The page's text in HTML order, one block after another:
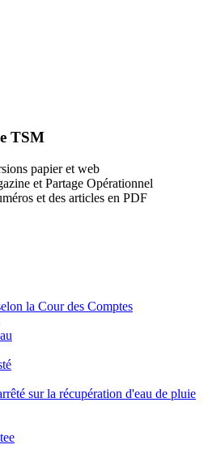
TSM
papier et web
et Partage Opérationnel
et des articles en PDF
la Cour des Comptes
sur la récupération d'eau de pluie